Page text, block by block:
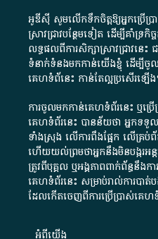
អូឌីស៊ី សូមលើកទឹកចិត្តឱ្យអ្នកប្រើប្រ
ស្រាវជ្រាវបន្ថែមទៀត ដើម្បីគាំទ្រ
លទ្ធផលពីការសិក្សាស្រាវជ្រាវនេ
ទំនាក់ទំនងមកកាន់យើងខ្ញុំ ដើម្បីចូ
គេហទំព័នេះ កាន់តែល្អប្រសើរឡើ
ការចូលមកកាន់គេហទំព័រនេះ ឬប្រ
គេហទំព័រនេះ បានន័យថា អ្នកទទួ
ទាំងស្រុង លើការពឹងផ្អែក លើគ្រ
ហើយយល់ព្រមថាអ្នកនឹងមិនបង្ករអន្
ត្រូវពីបុគ្គល ឬអង្គភាពពាក់ព័ន្ធនឹងក
គេហទំព័រនេះ សម្រាប់រាល់ការបា
ដែលកើតចេញពីការប្រើប្រាស់គេហ
អំពី​យើង​